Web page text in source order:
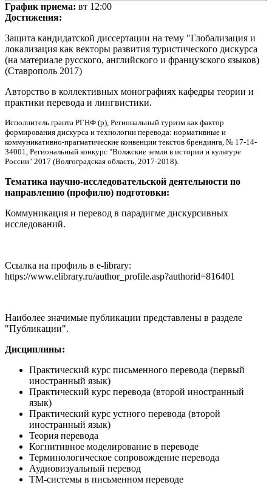
График приема: вт 12:00
Достижения:
Защита кандидатской диссертации на тему "Глобализация и
локализация как векторы развития туристического дискурса
(на материале русского, английского и французского языков)
(Ставрополь 2017)
Авторство в коллективных монографиях кафедры теории и
практики перевода и лингвистики.
Исполнитель гранта РГНФ (р), Региональный туризм как фактор
формирования дискурса и технологии перевода: нормативные и
коммуникативно-прагматические конвенции текстов брендинга, № 17-14-
34001, Региональный конкурс "Волжские земли в истории и культуре
России" 2017 (Волгоградская область, 2017-2018).
Тематика научно-исследовательской деятельности по
направлению (профилю) подготовки:
Коммуникация и перевод в парадигме дискурсивных
исследований.
Ссылка на профиль в e-library:
https://www.elibrary.ru/author_profile.asp?authorid=816401
Наиболее значимые публикации представлены в разделе
"Публикации".
Дисциплины:
Практический курс письменного перевода (первый
иностранный язык)
Практический курс перевода (второй иностранный
язык)
Практический курс устного перевода (второй
иностранный язык)
Теория перевода
Когнитивное моделирование в переводе
Терминологическое сопровождение перевода
Аудиовизуальный перевод
ТМ-системы в письменном переводе